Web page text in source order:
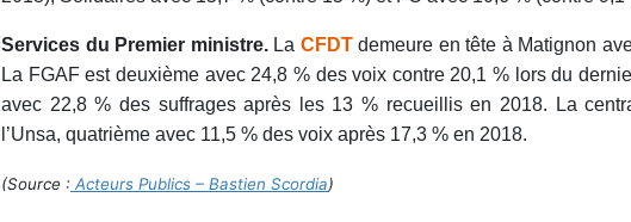
Services du Premier ministre. La CFDT demeure en tête à Matignon
La FGAF est deuxième avec 24,8 % des voix contre 20,1 % lors du
avec 22,8 % des suffrages après les 13 % recueillis en 2018. La
l’Unsa, quatrième avec 11,5 % des voix après 17,3 % en 2018.
(Source : Acteurs Publics – Bastien Scordia)